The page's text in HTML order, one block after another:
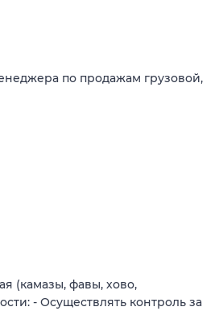
по продажам грузовой,
(камазы, фавы, хово,
- Осуществлять контроль за